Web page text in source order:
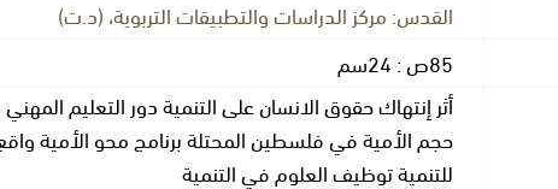
القدس: مركز الدراسات والتطبيقات التربوية، (د.ت)
85ص : 24سم
أثر إنتهاك حقوق الانسان على التنمية دور التعليم
حجم الأمية في فلسطين المحتلة برنامج محو الأمية
للتنمية توظيف العلوم في التنمية